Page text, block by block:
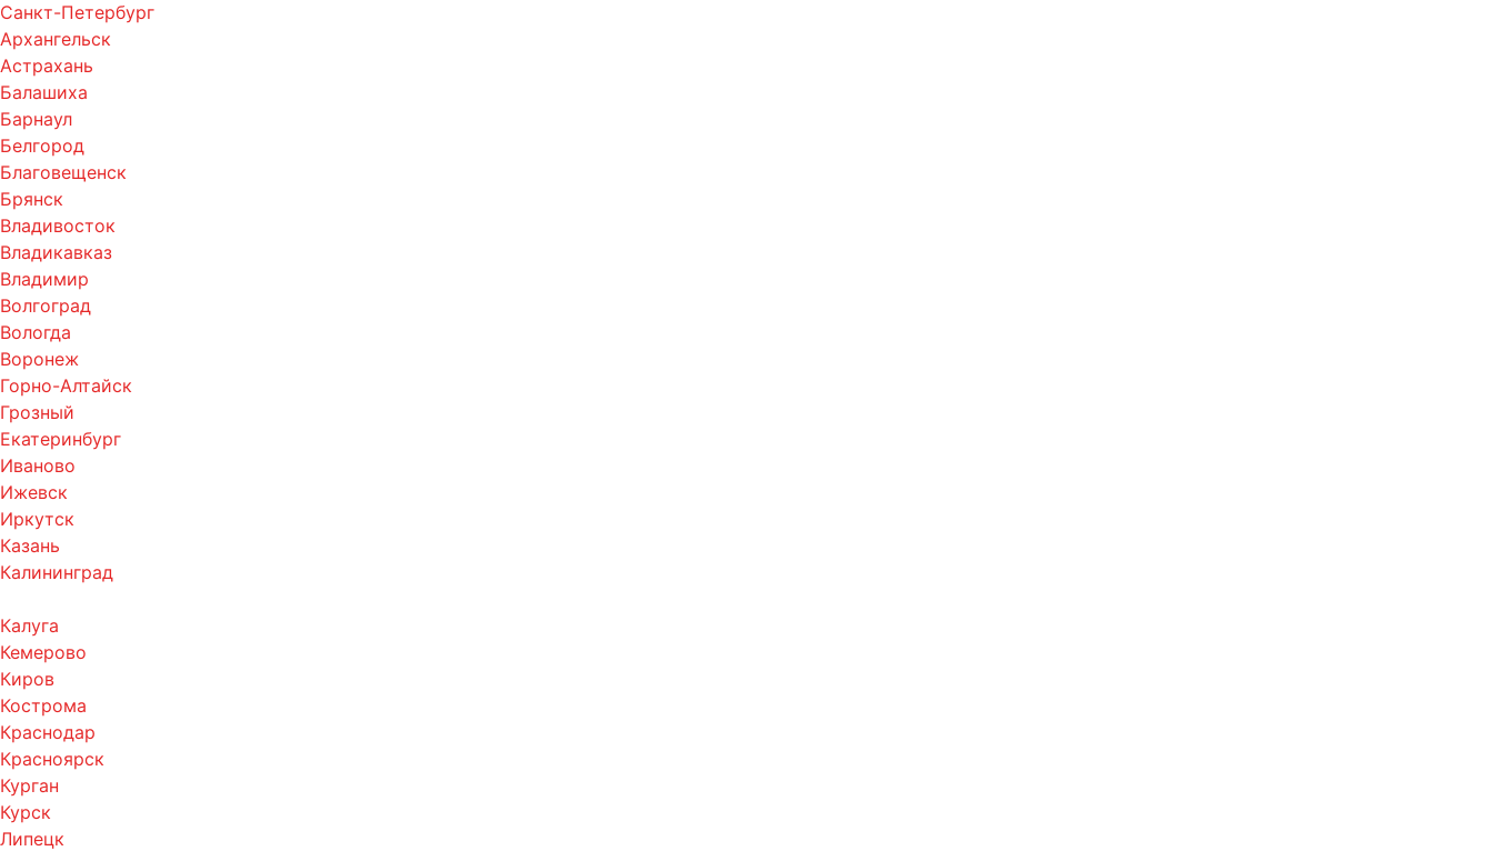
Санкт-Петербург
Архангельск
Астрахань
Балашиха
Барнаул
Белгород
Благовещенск
Брянск
Владивосток
Владикавказ
Владимир
Волгоград
Вологда
Воронеж
Горно-Алтайск
Грозный
Екатеринбург
Иваново
Ижевск
Иркутск
Казань
Калининград
Калуга
Кемерово
Киров
Кострома
Краснодар
Красноярск
Курган
Курск
Липецк